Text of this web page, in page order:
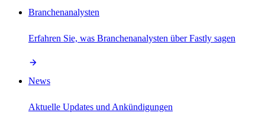
Branchenanalysten
Erfahren Sie, was Branchenanalysten über Fastly sagen
News
Aktuelle Updates und Ankündigungen